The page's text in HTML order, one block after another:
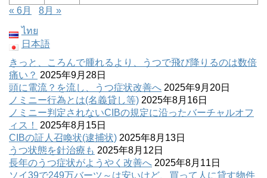
« 6月
8月 »
ไทย
日本語
きっと、ころんで腫れるより、うつで飛び降りるのは数倍
痛い？ 2025年9月28日
頭に電流？を流し、うつ症状改善へ 2025年9月20日
ノミニー行為とは(名義貸し等) 2025年8月16日
ノミニー判定されないCIBの規定に沿ったバーチャルオフ
ィス！
2025年8月15日
CIBの証人召喚状(逮捕状) 2025年8月13日
うつ状態を針治療も 2025年8月12日
長年のうつ症状がようやく改善へ 2025年8月11日
ソイ39で249万バーツ～は安いけど、買って人に貸す物件